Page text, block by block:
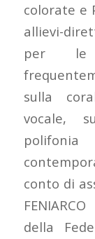
colorate e
allievi-
per le
sulla
vocale,
conto di
della